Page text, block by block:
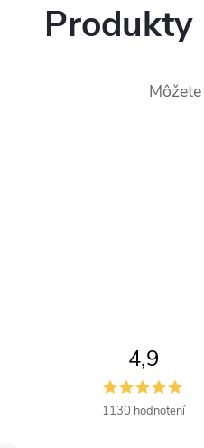
Produkty
4,9
1130 hodnotení